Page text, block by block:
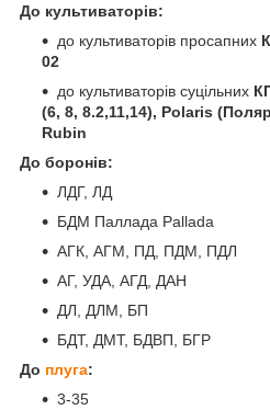
До культиваторів:
до культиваторів просапних
02
до культиваторів суцільних
(6, 8, 8.2,11,14), Polaris
Rubin
До боронів:
ЛДГ, ЛД
БДМ Паллада Pallada
АГК, АГМ, ПД, ПДМ, ПДЛ
АГ, УДА, АГД, ДАН
ДЛ, ДЛМ, БП
БДТ, ДМТ, БДВП, БГР
До плуга:
3-35